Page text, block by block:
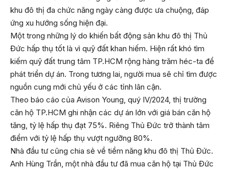
khu đô thị đa chức năng ngày càng được ưa chuộng, đáp
ứng xu hướng sống hiện đại.
Một trong những lý do khiến bất động sản khu đô thị Thủ
Đức hấp thụ tốt là vì quỹ đất khan hiếm. Hiện rất khó tìm
kiếm quỹ đất trung tâm TP.HCM rộng hàng trăm héc-ta để
phát triển dự án. Trong tương lai, người mua sẽ chỉ tìm được
nguồn cung mới chủ yếu ở các tỉnh lân cận.
Theo báo cáo của Avison Young, quý IV/2024, thị trường
căn hộ TP.HCM ghi nhận các dự án lớn với giá bán căn hộ
tăng, tỷ lệ hấp thụ đạt 75%. Riêng Thủ Đức trở thành tâm
điểm với tỷ lệ hấp thụ vượt ngưỡng 80%.
Nhà đầu tư cũng chia sẻ về tiềm năng khu đô thị Thủ Đức.
Anh Hùng Trần, một nhà đầu tư đã mua căn hộ tại Thủ Đức